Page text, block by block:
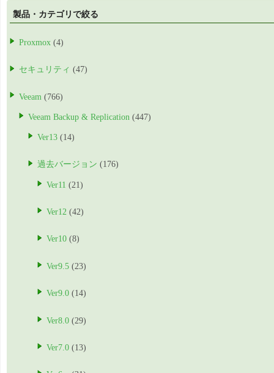
製品・カテゴリで絞る
Proxmox (4)
セキュリティ (47)
Veeam (766)
Veeam Backup & Replication (447)
Ver13 (14)
過去バージョン (176)
Ver11 (21)
Ver12 (42)
Ver10 (8)
Ver9.5 (23)
Ver9.0 (14)
Ver8.0 (29)
Ver7.0 (13)